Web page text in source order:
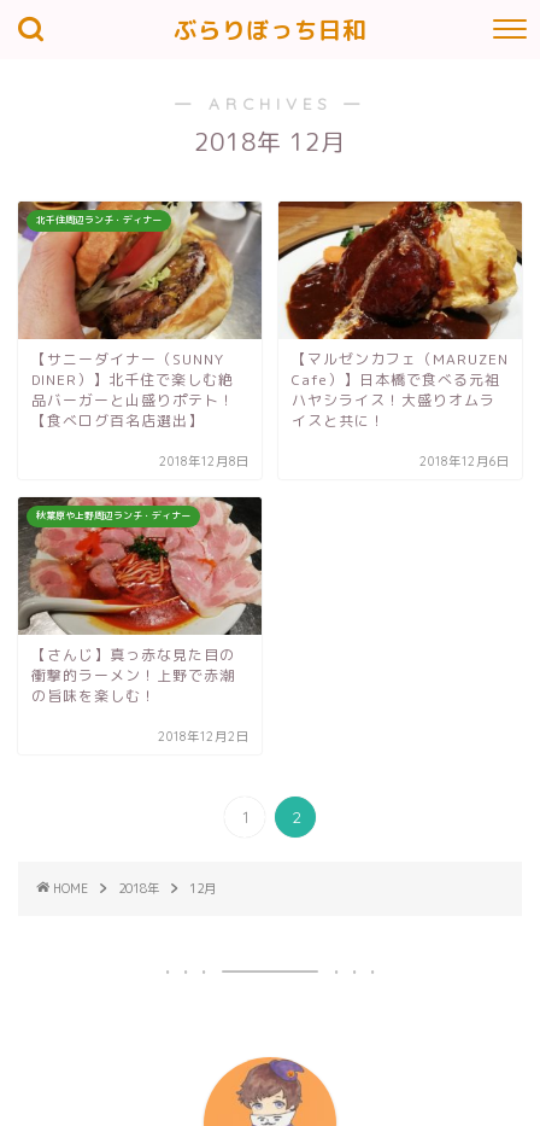
ぶらりぼっち日和
― ARCHIVES ―
2018年 12月
北千住周辺ランチ・ディナー
【サニーダイナー（SUNNY
DINER）】北千住で楽しむ絶
品バーガーと山盛りポテト！
【食べログ百名店選出】
2018年12月8日
【マルゼンカフェ（MARUZEN
Cafe）】日本橋で食べる元祖
ハヤシライス！大盛りオムラ
イスと共に！
2018年12月6日
秋葉原や上野周辺ランチ・ディナー
【さんじ】真っ赤な見た目の
衝撃的ラーメン！上野で赤潮
の旨味を楽しむ！
2018年12月2日
1 2
HOME 2018年 12月